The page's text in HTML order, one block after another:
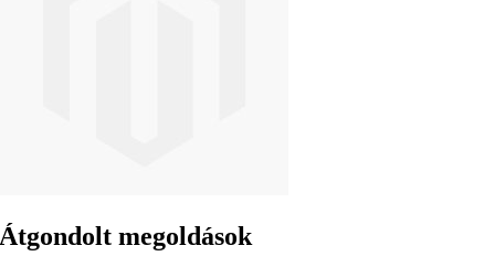
Átgondolt megoldások